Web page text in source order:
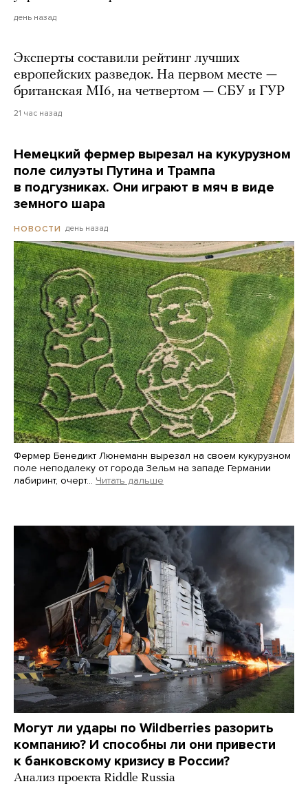
день назад
Эксперты составили рейтинг лучших
европейских разведок. На первом месте —
британская MI6, на четвертом — СБУ и ГУР
21 час назад
Немецкий фермер вырезал на кукурузном
поле силуэты Путина и Трампа
в подгузниках. Они играют в мяч в виде
земного шара
НОВОСТИ день назад
Фермер Бенедикт Люнеманн вырезал на своем кукурузном
поле неподалеку от города Зельм на западе Германии
лабиринт, очерт… Читать дальше
Могут ли удары по Wildberries разорить
компанию? И способны ли они привести
к банковскому кризису в России?
Анализ проекта Riddle Russia